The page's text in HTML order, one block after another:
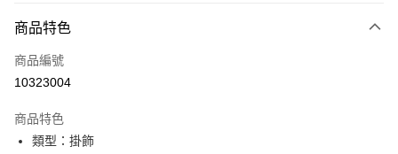
運送方式
付款後全家取貨
每筆NT$60
付款後萊爾富取貨
每筆NT$60
商品特色
商品編號
10323004
商品特色
類型：掛飾